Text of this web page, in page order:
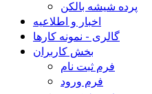
پرده شیشه بالکن
اخبار و اطلاعیه
گالری - نمونه کارها
بخش کاربران
فرم ثبت نام
فرم ورود